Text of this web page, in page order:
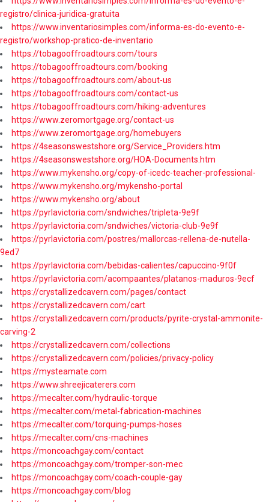
registro/clinica-juridica-gratuita
https://www.inventariosimples.com/informa-es-do-evento-e-
registro/workshop-pratico-de-inventario
https://tobagooffroadtours.com/tours
https://tobagooffroadtours.com/booking
https://tobagooffroadtours.com/about-us
https://tobagooffroadtours.com/contact-us
https://tobagooffroadtours.com/hiking-adventures
https://www.zeromortgage.org/contact-us
https://www.zeromortgage.org/homebuyers
https://4seasonswestshore.org/Service_Providers.htm
https://4seasonswestshore.org/HOA-Documents.htm
https://www.mykensho.org/copy-of-icedc-teacher-professional-
https://www.mykensho.org/mykensho-portal
https://www.mykensho.org/about
https://pyrlavictoria.com/sndwiches/tripleta-9e9f
https://pyrlavictoria.com/sndwiches/victoria-club-9e9f
https://pyrlavictoria.com/postres/mallorcas-rellena-de-nutella-
9ed7
https://pyrlavictoria.com/bebidas-calientes/capuccino-9f0f
https://pyrlavictoria.com/acompaantes/platanos-maduros-9ecf
https://crystallizedcavern.com/pages/contact
https://crystallizedcavern.com/cart
https://crystallizedcavern.com/products/pyrite-crystal-ammonite-
carving-2
https://crystallizedcavern.com/collections
https://crystallizedcavern.com/policies/privacy-policy
https://mysteamate.com
https://www.shreejicaterers.com
https://mecalter.com/hydraulic-torque
https://mecalter.com/metal-fabrication-machines
https://mecalter.com/torquing-pumps-hoses
https://mecalter.com/cns-machines
https://moncoachgay.com/contact
https://moncoachgay.com/tromper-son-mec
https://moncoachgay.com/coach-couple-gay
https://moncoachgay.com/blog